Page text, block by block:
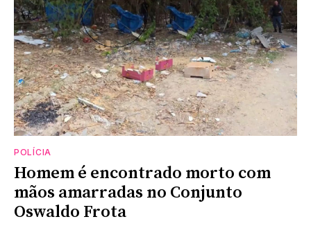
POLÍCIA
Homem é encontrado morto com
mãos amarradas no Conjunto
Oswaldo Frota